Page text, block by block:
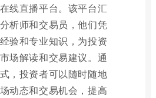
线直播平台。该平台汇
析师和交易员，他们凭
验和专业知识，为投资
场解读和交易建议。通
，投资者可以随时随地
动态和交易机会，提高